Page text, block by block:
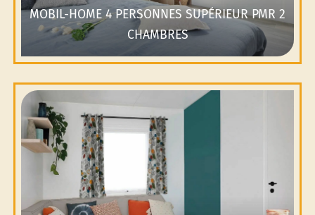
MOBIL-HOME 4 PERSONNES SUPÉRIEUR PMR 2
CHAMBRES